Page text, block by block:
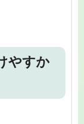
やすか